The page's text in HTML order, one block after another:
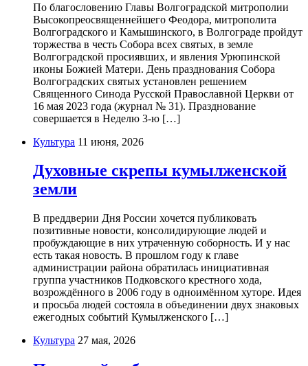
По благословению Главы Волгоградской митрополии
Высокопреосвященнейшего Феодора, митрополита
Волгоградского и Камышинского, в Волгограде пройдут
торжества в честь Собора всех святых, в земле
Волгоградской просиявших, и явления Урюпинской
иконы Божией Матери. День празднования Собора
Волгоградских святых установлен решением
Священного Синода Русской Православной Церкви от
16 мая 2023 года (журнал № 31). Празднование
совершается в Неделю 3-ю […]
Культура 11 июня, 2026
Духовные скрепы кумылженской
земли
В преддверии Дня России хочется публиковать
позитивные новости, консолидирующие людей и
пробуждающие в них утраченную соборность. И у нас
есть такая новость. В прошлом году к главе
администрации района обратилась инициативная
группа участников Подковского крестного хода,
возрождённого в 2006 году в одноимённом хуторе. Идея
и просьба людей состояла в объединении двух знаковых
ежегодных событий Кумылженского […]
Культура 27 мая, 2026